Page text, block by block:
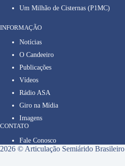
Um Milhão de Cisternas (P1MC)
INFORMAÇÃO
Notícias
O Candeeiro
Publicações
Vídeos
Rádio ASA
Giro na Mídia
Imagens
CONTATO
Fale Conosco
2026 © Articulação Semiárido Brasileiro